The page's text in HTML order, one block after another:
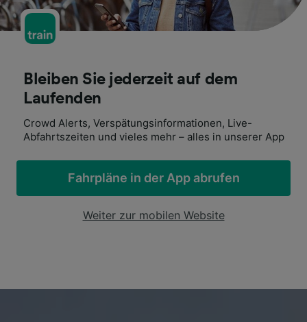
Bleiben Sie jederzeit auf dem
Laufenden
Crowd Alerts, Verspätungsinformationen, Live-
Abfahrtszeiten und vieles mehr – alles in unserer App
Fahrpläne in der App abrufen
Weiter zur mobilen Website